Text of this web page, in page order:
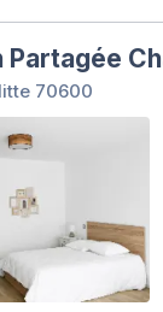
Partagée
70600